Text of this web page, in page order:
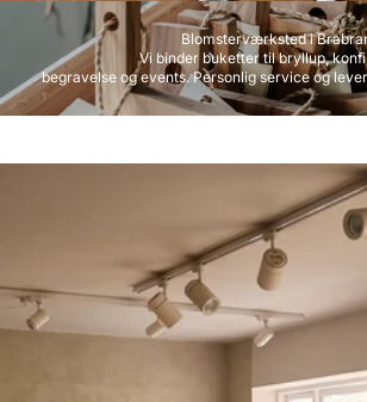
Blomsterværksted i
Vi binder buketter til bryllup,
begravelse og events. Personlig service og